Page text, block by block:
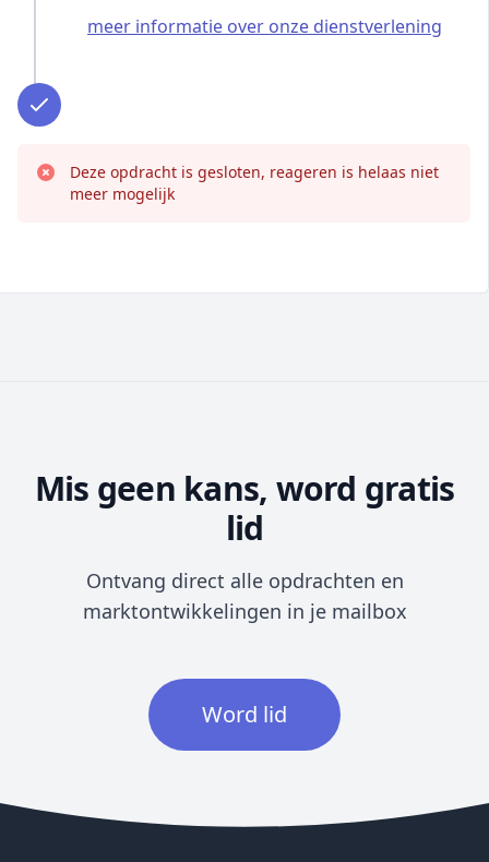
meer informatie over onze dienstverlening
Deze opdracht is gesloten, reageren is helaas niet
meer mogelijk
Mis geen kans, word gratis
lid
Ontvang direct alle opdrachten en
marktontwikkelingen in je mailbox
Word lid